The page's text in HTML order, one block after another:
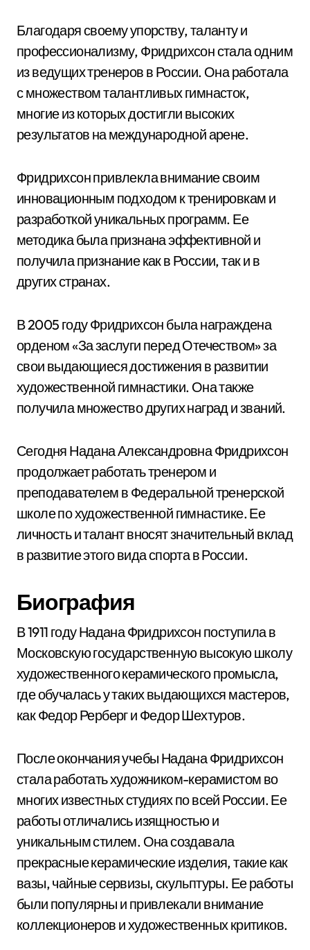
Благодаря своему упорству, таланту и
профессионализму, Фридрихсон стала одним
из ведущих тренеров в России. Она работала
с множеством талантливых гимнасток,
многие из которых достигли высоких
результатов на международной арене.
Фридрихсон привлекла внимание своим
инновационным подходом к тренировкам и
разработкой уникальных программ. Ее
методика была признана эффективной и
получила признание как в России, так и в
других странах.
В 2005 году Фридрихсон была награждена
орденом «За заслуги перед Отечеством» за
свои выдающиеся достижения в развитии
художественной гимнастики. Она также
получила множество других наград и званий.
Сегодня Надана Александровна Фридрихсон
продолжает работать тренером и
преподавателем в Федеральной тренерской
школе по художественной гимнастике. Ее
личность и талант вносят значительный вклад
в развитие этого вида спорта в России.
Биография
В 1911 году Надана Фридрихсон поступила в
Московскую государственную высокую школу
художественного керамического промысла,
где обучалась у таких выдающихся мастеров,
как Федор Рерберг и Федор Шехтуров.
После окончания учебы Надана Фридрихсон
стала работать художником-керамистом во
многих известных студиях по всей России. Ее
работы отличались изящностью и
уникальным стилем. Она создавала
прекрасные керамические изделия, такие как
вазы, чайные сервизы, скульптуры. Ее работы
были популярны и привлекали внимание
коллекционеров и художественных критиков.